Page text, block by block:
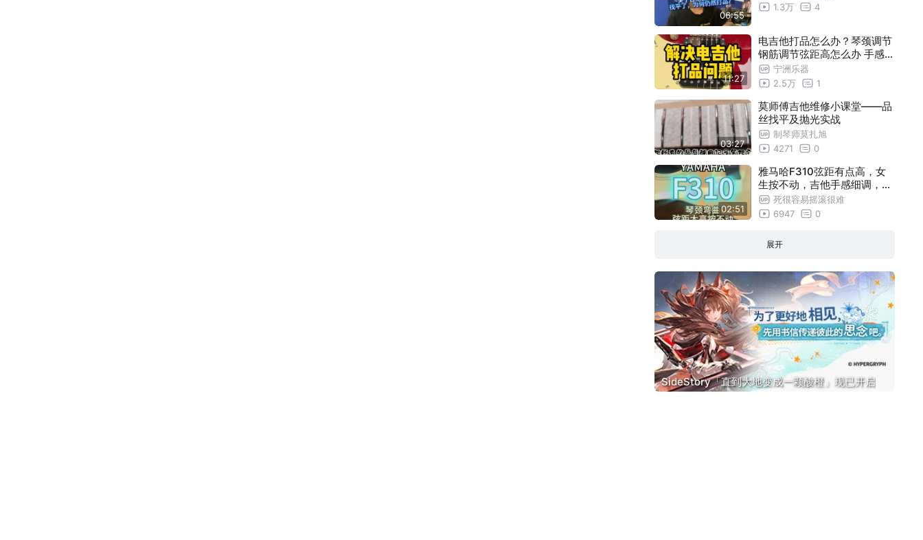
06:55
1.3万
4
11:27
电吉他打品怎么办？琴颈调节
钢筋调节弦距高怎么办 手感调
节超详细教你检测和调节电吉
他打品问题
宁洲乐器
2.5万
1
03:27
莫师傅吉他维修小课堂——品
丝找平及抛光实战
制琴师莫扎旭
4271
0
02:51
雅马哈F310弦距有点高，女
生按不动，吉他手感细调，琴
好弹才能学好吉他！吉他弦距
调整！
死很容易摇滚很难
6947
0
展开
SideStory「直到大地变成一颗酸橙」现已开启